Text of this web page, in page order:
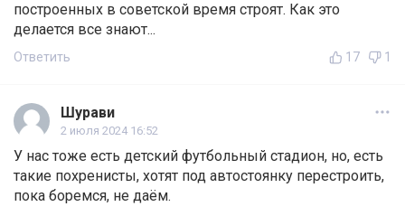
построенных в советской время строят. Как это
делается все знают...
Ответить 17 1
Шурави
2 июля 2024 16:52
У нас тоже есть детский футбольный стадион, но, есть
такие похренисты, хотят под автостоянку перестроить,
пока боремся, не даём.